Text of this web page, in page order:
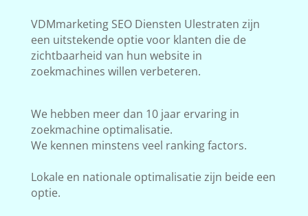
VDMmarketing SEO Diensten Ulestraten zijn
een uitstekende optie voor klanten die de
zichtbaarheid van hun website in
zoekmachines willen verbeteren.
We hebben meer dan 10 jaar ervaring in
zoekmachine optimalisatie.
We kennen minstens veel ranking factors.
Lokale en nationale optimalisatie zijn beide een
optie.